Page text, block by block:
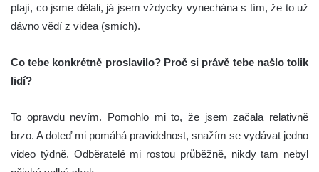
ptají, co jsme dělali, já jsem vždycky vynechána s tím, že to už
dávno vědí z videa (smích).
Co tebe konkrétně proslavilo? Proč si právě tebe našlo tolik
lidí?
To opravdu nevím. Pomohlo mi to, že jsem začala relativně
brzo. A doteď mi pomáhá pravidelnost, snažím se vydávat jedno
video týdně. Odběratelé mi rostou průběžně, nikdy tam nebyl